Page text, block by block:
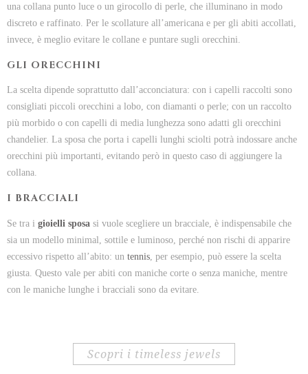
una collana punto luce o un girocollo di perle, che illuminano in modo
discreto e raffinato. Per le scollature all’americana e per gli abiti accollati,
invece, è meglio evitare le collane e puntare sugli orecchini.
GLI ORECCHINI
La scelta dipende soprattutto dall’acconciatura: con i capelli raccolti sono
consigliati piccoli orecchini a lobo, con diamanti o perle; con un raccolto
più morbido o con capelli di media lunghezza sono adatti gli orecchini
chandelier. La sposa che porta i capelli lunghi sciolti potrà indossare anche
orecchini più importanti, evitando però in questo caso di aggiungere la
collana.
I BRACCIALI
Se tra i gioielli sposa si vuole scegliere un bracciale, è indispensabile che
sia un modello minimal, sottile e luminoso, perché non rischi di apparire
eccessivo rispetto all’abito: un tennis, per esempio, può essere la scelta
giusta. Questo vale per abiti con maniche corte o senza maniche, mentre
con le maniche lunghe i bracciali sono da evitare.
scopri i timeless jewels